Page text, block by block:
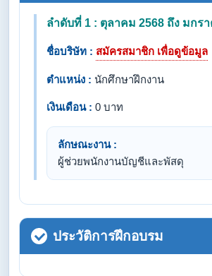
ลำดับที่ 1 : ตุลาคม 2568 ถึง มกร
ชื่อบริษัท : สมัครสมาชิก เพื่อดูข้อมูล
ตำแหน่ง : นักศึกษาฝึกงาน
เงินเดือน : 0 บาท
ลักษณะงาน :
ผู้ช่วยพนักงานบัญชีและพัสดุ
ประวัติการฝึกอบรม